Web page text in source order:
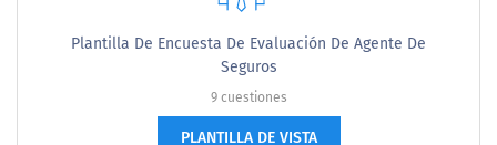
Plantilla De Encuesta De Evaluación De Agente De
Seguros
9 cuestiones
PLANTILLA DE VISTA